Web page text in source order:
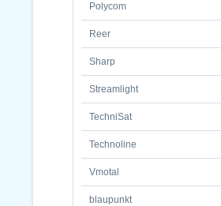
Polycom
Reer
Sharp
Streamlight
TechniSat
Technoline
Vmotal
blaupunkt